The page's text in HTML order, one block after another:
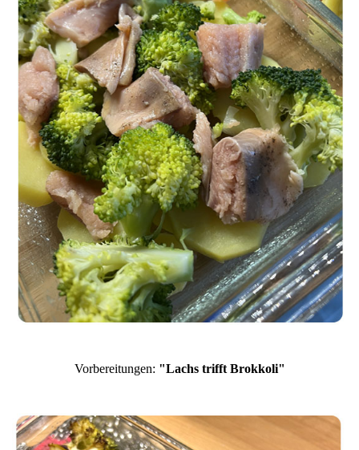
Vorbereitungen: "Lachs trifft Brokkoli"